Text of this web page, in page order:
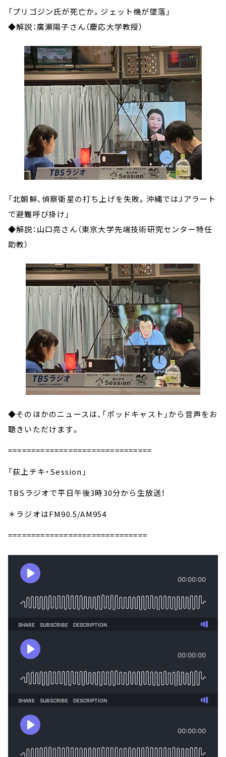
「プリゴジン氏が死亡か。ジェット機が墜落」
◆解説：廣瀬陽子さん（慶応大学教授）
「北朝鮮、偵察衛星の打ち上げを失敗。沖縄ではJアラート
で避難呼び掛け」
◆解説：山口亮さん（東京大学先端技術研究センター特任
助教）
◆そのほかのニュースは、「ポッドキャスト」から音声をお
聴きいただけます。
===============================
「荻上チキ・Session」
TBSラジオで平日午後3時30分から生放送！
＊ラジオはFM90.5/AM954
==============================